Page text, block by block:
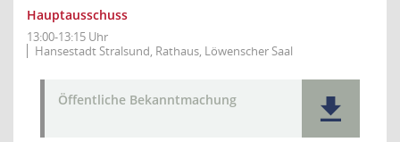
Hauptausschuss
13:00-13:15 Uhr
Hansestadt Stralsund, Rathaus, Löwenscher Saal
Öffentliche Bekanntmachung